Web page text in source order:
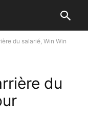
du salarié, Win Win
du